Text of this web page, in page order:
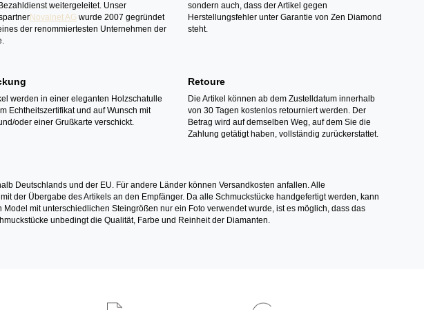
weitergeleitet. Unser
Novalnet AG wurde 2007 gegründet
der renommiertesten Unternehmen der
sondern auch, dass der Artikel gegen
Herstellungsfehler unter Garantie von Zen Diamond
steht.
werden in einer eleganten Holzschatulle
Echtheitszertifikat und auf Wunsch mit
oder einer Grußkarte verschickt.
Retoure
Die Artikel können ab dem Zustelldatum innerhalb
von 30 Tagen kostenlos retourniert werden. Der
Betrag wird auf demselben Weg, auf dem Sie die
Zahlung getätigt haben, vollständig zurückerstattet.
Deutschlands und der EU. Für andere Länder können Versandkosten anfallen. Alle
der Übergabe des Artikels an den Empfänger. Da alle Schmuckstücke handgefertigt werden, kann
mit unterschiedlichen Steingrößen nur ein Foto verwendet wurde, ist es möglich, dass das
unbedingt die Qualität, Farbe und Reinheit der Diamanten.